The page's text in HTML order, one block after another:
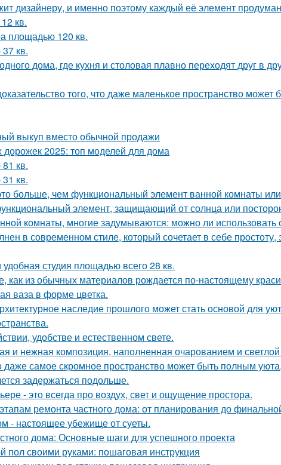
дизайнеру, и именно поэтому каждый её элемент
кв.
площадью 120 кв.
кв.
дома, где кухня и столовая плавно переходят друг в
того, что даже маленькое пространство
выкуп вместо обычной продажи
дорожек 2025: топ моделей для дома
кв.
кв.
больше, чем функциональный элемент ванной комнаты
элемент, защищающий от солнца или
комнаты, многие задумываются: можно ли использовать
в современном стиле, который сочетает в себе простоту,
студия площадью всего 28 кв.
как из обычных материалов рождается по-настоящему
ваза в форме цветка.
наследие прошлого может стать основой для
удобстве и естественном свете.
и нежная композиция, наполненная очарованием и
даже самое скромное пространство может быть полным
задержаться подольше.
- это всегда про воздух, свет и ощущение простора.
ремонта частного дома: от планирования до
- настоящее убежище от суеты.
дома: Основные шаги для успешного проекта
пол своими руками: пошаговая инструкция